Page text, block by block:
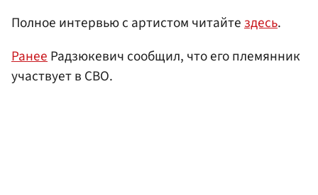
Полное интервью с артистом читайтездесь.
РанееРадзюкевич сообщил, что его племянник
участвует в СВО.